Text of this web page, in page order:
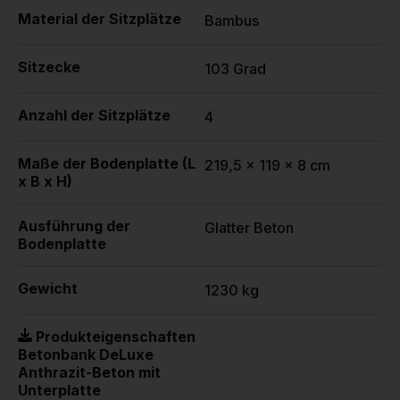
Material der Sitzplätze Bambus
Sitzecke 103 Grad
Anzahl der Sitzplätze 4
Maße der Bodenplatte (L
x B x H)
219,5 x 119 x 8 cm
Ausführung der
Bodenplatte
Glatter Beton
Gewicht 1230 kg
Produkteigenschaften
Betonbank DeLuxe
Anthrazit-Beton mit
Unterplatte